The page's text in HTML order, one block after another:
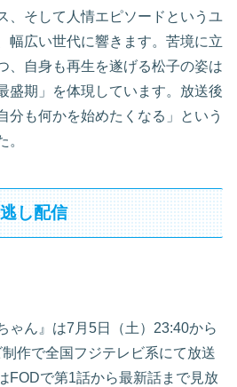
、そして人情エピソードというユ
幅広い世代に響きます。苦境に立
、自身も再生を遂げる松子の姿は
盛期」を体現しています。放送後
分も何かを始めたくなる」という
。
し配信
ゃん』は7月5日（土）23:40から
作で全国フジテレビ系にて放送
FODで第1話から最新話まで見放